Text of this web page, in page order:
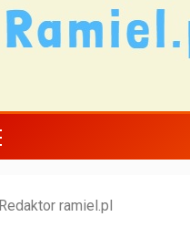
Redaktor ramiel.pl